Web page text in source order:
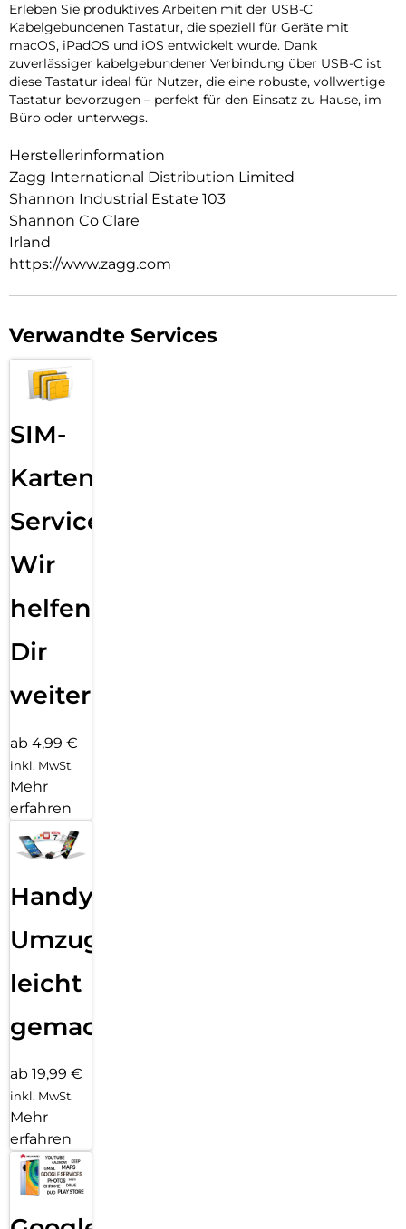
Erleben Sie produktives Arbeiten mit der USB-C
Kabelgebundenen Tastatur, die speziell für Geräte mit
macOS, iPadOS und iOS entwickelt wurde. Dank
zuverlässiger kabelgebundener Verbindung über USB-C ist
diese Tastatur ideal für Nutzer, die eine robuste, vollwertige
Tastatur bevorzugen – perfekt für den Einsatz zu Hause, im
Büro oder unterwegs.
Herstellerinformation
Zagg International Distribution Limited
Shannon Industrial Estate 103
Shannon Co Clare
Irland
https://www.zagg.com
Verwandte Services
SIM-
Karten
Service:
Wir
helfen
Dir
weiter
ab 4,99 €
inkl. MwSt.
Mehr
erfahren
Handy
Umzug
leicht
gemacht!
ab 19,99 €
inkl. MwSt.
Mehr
erfahren